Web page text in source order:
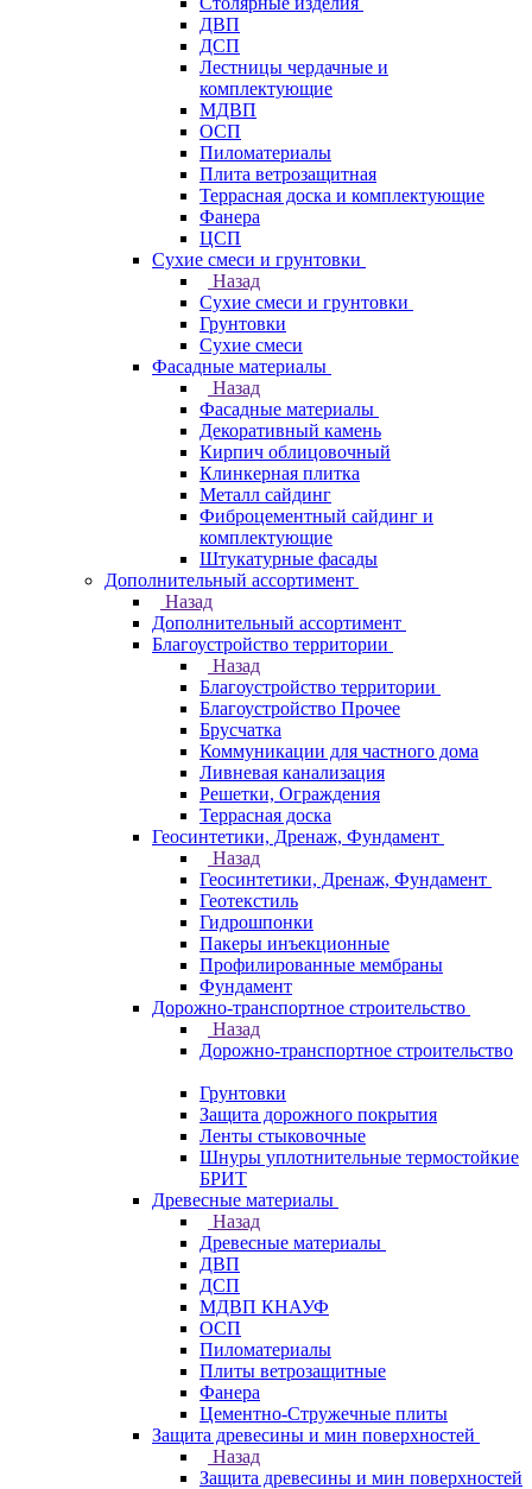
ДВП
ДСП
Лестницы чердачные и
комплектующие
МДВП
ОСП
Пиломатериалы
Плита ветрозащитная
Террасная доска и комплектующие
Фанера
ЦСП
Сухие смеси и грунтовки
Назад
Сухие смеси и грунтовки
Грунтовки
Сухие смеси
Фасадные материалы
Назад
Фасадные материалы
Декоративный камень
Кирпич облицовочный
Клинкерная плитка
Металл сайдинг
Фиброцементный сайдинг и
комплектующие
Штукатурные фасады
Дополнительный ассортимент
Назад
Дополнительный ассортимент
Благоустройство территории
Назад
Благоустройство территории
Благоустройство Прочее
Брусчатка
Коммуникации для частного дома
Ливневая канализация
Решетки, Ограждения
Террасная доска
Геосинтетики, Дренаж, Фундамент
Назад
Геосинтетики, Дренаж, Фундамент
Геотекстиль
Гидрошпонки
Пакеры инъекционные
Профилированные мембраны
Фундамент
Дорожно-транспортное строительство
Назад
Дорожно-транспортное строительство
Грунтовки
Защита дорожного покрытия
Ленты стыковочные
Шнуры уплотнительные термостойкие
БРИТ
Древесные материалы
Назад
Древесные материалы
ДВП
ДСП
МДВП КНАУФ
ОСП
Пиломатериалы
Плиты ветрозащитные
Фанера
Цементно-Стружечные плиты
Защита древесины и мин поверхностей
Назад
Защита древесины и мин поверхностей